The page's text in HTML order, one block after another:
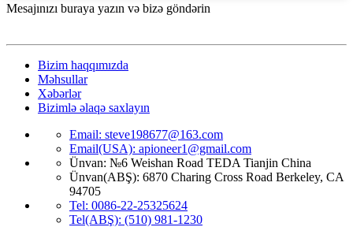
Mesajınızı buraya yazın və bizə göndərin
Bizim haqqımızda
Məhsullar
Xəbərlər
Bizimlə əlaqə saxlayın
Email: steve198677@163.com
Email(USA): apioneer1@gmail.com
Ünvan: №6 Weishan Road TEDA Tianjin China
Ünvan(ABŞ): 6870 Charing Cross Road Berkeley, CA
94705
Tel: 0086-22-25325624
Tel(ABŞ): (510) 981-1230